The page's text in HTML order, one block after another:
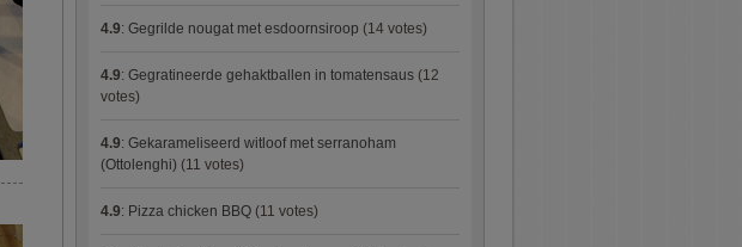
4.9: Gegrilde nougat met esdoornsiroop (14 votes)
4.9: Gegratineerde gehaktballen in tomatensaus (12
votes)
4.9: Gekarameliseerd witloof met serranoham
(Ottolenghi) (11 votes)
4.9: Pizza chicken BBQ (11 votes)